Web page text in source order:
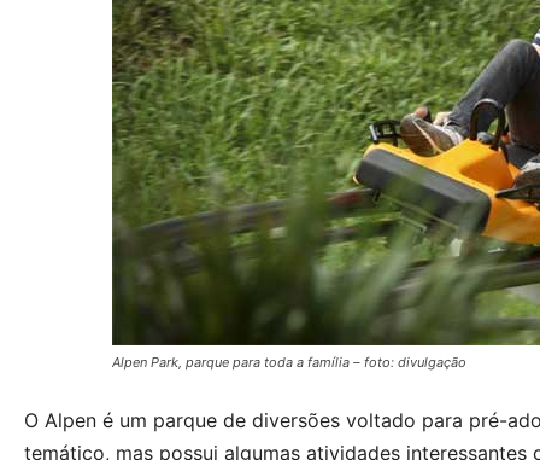
Alpen Park, parque para toda a família – foto: divulgação
O Alpen é um parque de diversões voltado para pré-
temático, mas possui algumas atividades interessantes